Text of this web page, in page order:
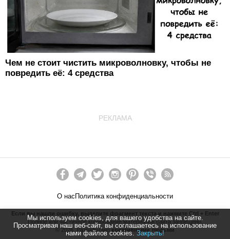
Мы используем cookies, для вашего удобства на сайте.
Просматривая наш веб-сайт, вы соглашаетесь на использование
нами файлов cookies. Закрыть!
Чем не стоит чистить микроволновку, чтобы не
повредить её: 4 средства
РЕКЛАМА
О нас Политика конфиденциальности
Если вы нашли ошибку, выделите фрагмент текста и нажмите Ctrl + Enter
Полное или частичное копирование материалов сайта запрещено.
©2026 . Разработанокреативными людьми